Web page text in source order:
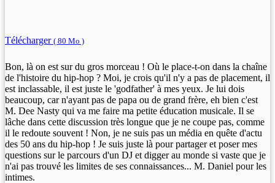
Télécharger ( 80 Mo )
Bon, là on est sur du gros morceau ! Où le place-t-on dans la chaîne
de l'histoire du hip-hop ? Moi, je crois qu'il n'y a pas de placement, il
est inclassable, il est juste le 'godfather' à mes yeux. Je lui dois
beaucoup, car n'ayant pas de papa ou de grand frère, eh bien c'est
M. Dee Nasty qui va me faire ma petite éducation musicale. Il se
lâche dans cette discussion très longue que je ne coupe pas, comme
il le redoute souvent ! Non, je ne suis pas un média en quête d'actu
des 50 ans du hip-hop ! Je suis juste là pour partager et poser mes
questions sur le parcours d'un DJ et digger au monde si vaste que je
n'ai pas trouvé les limites de ses connaissances... M. Daniel pour les
intimes.